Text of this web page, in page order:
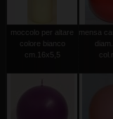
moccolo per altare
colore bianco
cm.16x5,5
mensa